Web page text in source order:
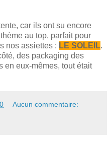
car ils ont su encore
au top, parfait pour
nos assiettes : LE SOLEIL.
des packaging des
en eux-mêmes, tout était
Aucun commentaire: